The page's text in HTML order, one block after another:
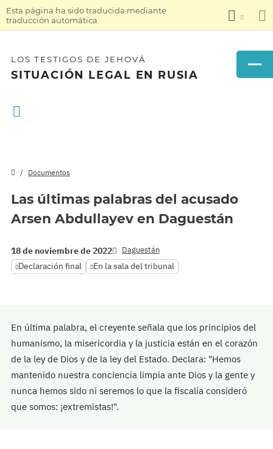
Esta página ha sido traducida mediante
traducción automática.
LOS TESTIGOS DE JEHOVÁ
SITUACIÓN LEGAL EN RUSIA
Documentos
Las últimas palabras del acusado
Arsen Abdullayev en Daguestán
18 de noviembre de 2022 Daguestán
Declaración final En la sala del tribunal
En última palabra, el creyente señala que los principios del
humanismo, la misericordia y la justicia están en el corazón
de la ley de Dios y de la ley del Estado. Declara: "Hemos
mantenido nuestra conciencia limpia ante Dios y la gente y
nunca hemos sido ni seremos lo que la fiscalía consideró
que somos: ¡extremistas!".